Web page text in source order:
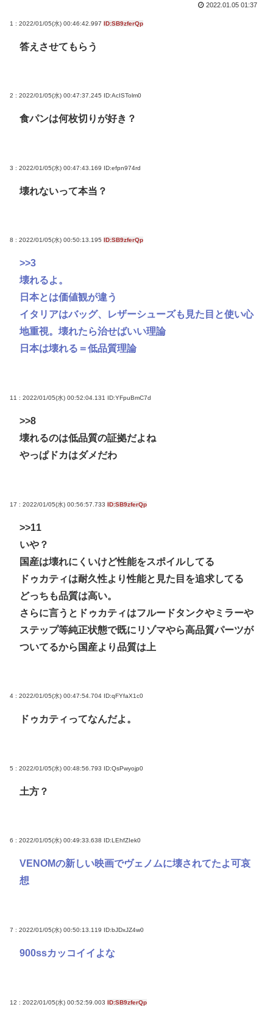
2022.01.05 01:37
1 : 2022/01/05(水) 00:46:42.997 ID:SB9zferQp
答えさせてもらう
2 : 2022/01/05(水) 00:47:37.245 ID:AcISTolm0
食パンは何枚切りが好き？
3 : 2022/01/05(水) 00:47:43.169 ID:efpn974rd
壊れないって本当？
8 : 2022/01/05(水) 00:50:13.195 ID:SB9zferQp
>>3
壊れるよ。
日本とは価値観が違う
イタリアはバッグ、レザーシューズも見た目と使い心
地重視。壊れたら治せばいい理論
日本は壊れる＝低品質理論
11 : 2022/01/05(水) 00:52:04.131 ID:YFpuBmC7d
>>8
壊れるのは低品質の証拠だよね
やっぱドカはダメだわ
17 : 2022/01/05(水) 00:56:57.733 ID:SB9zferQp
>>11
いや？
国産は壊れにくいけど性能をスポイルしてる
ドゥカティは耐久性より性能と見た目を追求してる
どっちも品質は高い。
さらに言うとドゥカティはフルードタンクやミラーや
ステップ等純正状態で既にリゾマやら高品質パーツが
ついてるから国産より品質は上
4 : 2022/01/05(水) 00:47:54.704 ID:qFYfaX1c0
ドゥカティってなんだよ。
5 : 2022/01/05(水) 00:48:56.793 ID:QsPwyojp0
土方？
6 : 2022/01/05(水) 00:49:33.638 ID:LEhfZIek0
VENOMの新しい映画でヴェノムに壊されてたよ可哀
想
7 : 2022/01/05(水) 00:50:13.119 ID:bJDxJZ4w0
900ssカッコイイよな
12 : 2022/01/05(水) 00:52:59.003 ID:SB9zferQp